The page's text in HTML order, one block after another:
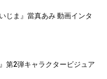
じま』當真あみ 動画インタ
第2弾キャラクタービジュア